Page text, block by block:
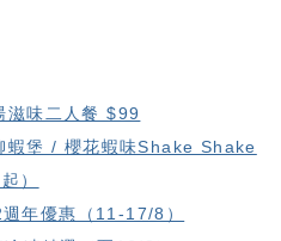
滋味二人餐 $99
蝦堡 / 櫻花蝦味Shake Shake
）
年優惠（11-17/8）